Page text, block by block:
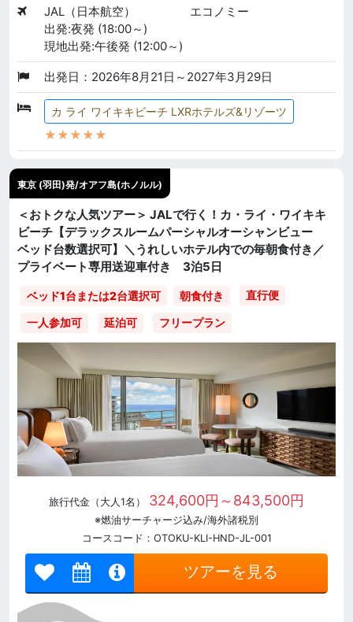
JAL（日本航空）
エコノミー
出発:夜発 (18:00～)
現地出発:午後発 (12:00～)
出発日：2026年8月21日～2027年3月29日
カ ライ ワイキキビーチ LXRホテルズ&リゾーツ
★★★★★
東京 (羽田)発/オアフ島(ホノルル)
＜おトクな人気ツアー＞ JALで行く！カ・ライ・ワイキキ
ビーチ【デラックスルームパーシャルオーシャンビュー
ベッド台数選択可】＼うれしいホテル内での毎朝食付き／
プライベート専用送迎車付き 3泊5日
ベッド1台または2台選択可 朝食付き 直行便
一人参加可 延泊可 フリープラン
旅行代金（大人1名） 324,600円～843,500円
※燃油サーチャージ込み/海外諸税別
コースコード：OTOKU-KLI-HND-JL-001
ツアーを見る